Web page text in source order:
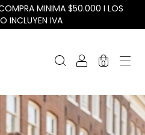
MINIMA $50.000 I LOS
INCLUYEN IVA
0